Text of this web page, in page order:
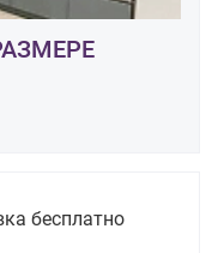
бесплатно